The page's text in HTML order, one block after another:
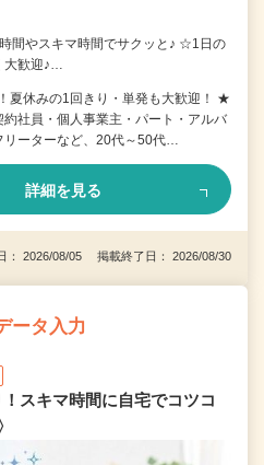
間やスキマ時間でサクッと♪ ☆1日の
歓迎♪…
夏休みの1回きり・単発も大歓迎！ ★
社員・個人事業主・パート・アルバ
ーターなど、20代～50代…
詳細を見る
： 2026/08/05 掲載終了日： 2026/08/30
ータ入力
スキマ時間に自宅でコツコ